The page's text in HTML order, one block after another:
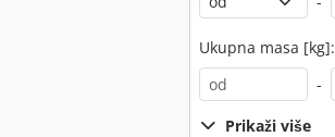
Ukupna masa [kg]:
-
Prikaži više